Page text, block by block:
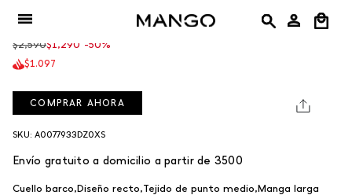
contenido
Jersey Seeds
Precio
regular
$2,590$1,290 -50%
$1.097
COMPRAR AHORA
SKU: A0077933DZ0XS
Envío gratuito a domicilio a partir de 3500
Cuello barco,Diseño recto,Tejido de punto medio,Manga larga